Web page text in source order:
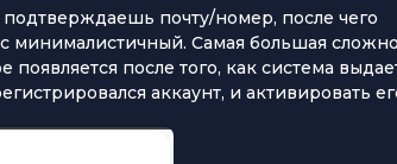
почту/номер, после чего
минималистичный. Самая большая
после того, как система
аккаунт, и активировать